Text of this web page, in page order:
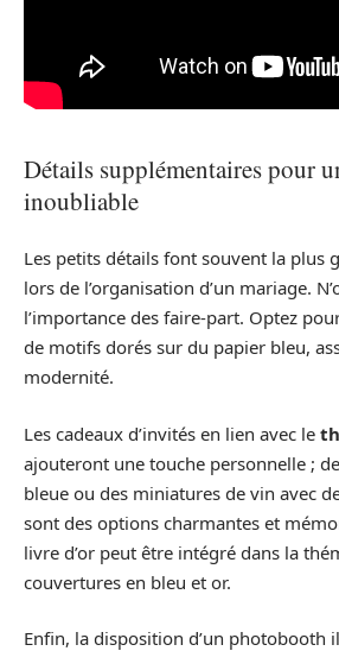
Détails supplémentaires pour
inoubliable
Les petits détails font souvent la plus
lors de l’organisation d’un mariage.
l’importance des faire-part. Optez
de motifs dorés sur du papier bleu,
modernité.
Les cadeaux d’invités en lien avec le
ajouteront une touche personnelle ;
bleue ou des miniatures de vin avec
sont des options charmantes et
livre d’or peut être intégré dans la
couvertures en bleu et or.
Enfin, la disposition d’un photobooth